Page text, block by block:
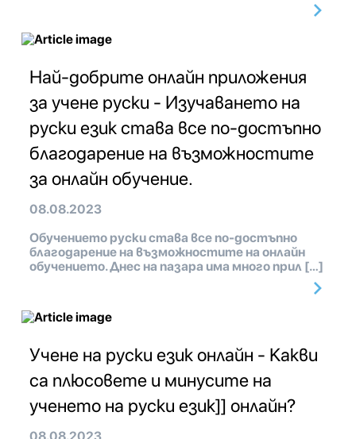
Най-добрите онлайн приложения
за учене руски - Изучаването на
руски език става все по-достъпно
благодарение на възможностите
за онлайн обучение.
08.08.2023
Обучението руски става все по-достъпно
благодарение на възможностите на онлайн
обучението. Днес на пазара има много прил […]
Учене на руски език онлайн - Какви
са плюсовете и минусите на
ученето на руски език]] онлайн?